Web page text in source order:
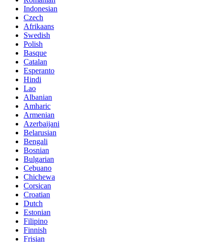
Indonesian
Czech
Afrikaans
Swedish
Polish
Basque
Catalan
Esperanto
Hindi
Lao
Albanian
Amharic
Armenian
Azerbaijani
Belarusian
Bengali
Bosnian
Bulgarian
Cebuano
Chichewa
Corsican
Croatian
Dutch
Estonian
Filipino
Finnish
Frisian